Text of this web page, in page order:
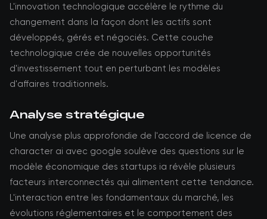
L'innovation technologique accélère le rythme du
changement dans la façon dont les actifs sont
développés, gérés et négociés. Cette couche
technologique crée de nouvelles opportunités
d'investissement tout en perturbant les modèles
d'affaires traditionnels.
Analyse stratégique
Une analyse plus approfondie de l'accord de licence de
character ai avec google soulève des questions sur le
modèle économique des startups ia révèle plusieurs
facteurs interconnectés qui alimentent cette tendance.
L'interaction entre les fondamentaux du marché, les
évolutions réglementaires et le comportement des